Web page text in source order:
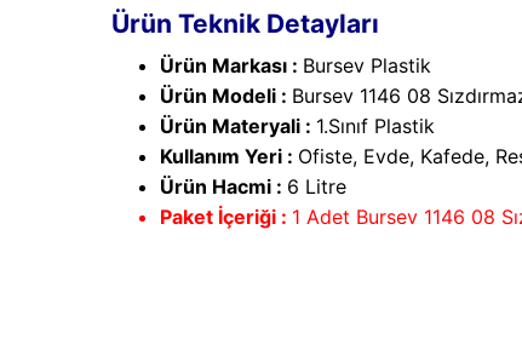
Ürün Teknik Detayları
Ürün Markası : Bursev Plastik
Ürün Modeli : Bursev 1146 08
Ürün Materyali : 1.Sınıf Plastik
Kullanım Yeri : Ofiste, Evde, Kafede,
Ürün Hacmi : 6 Litre
Paket İçeriği : 1 Adet Bursev 1146 08